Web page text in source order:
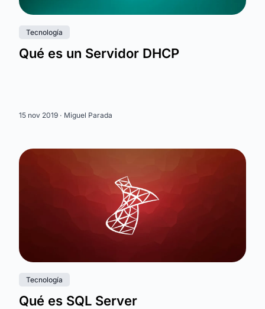
Tecnología
Qué es un Servidor DHCP
15 nov 2019 · Miguel Parada
Tecnología
Qué es SQL Server